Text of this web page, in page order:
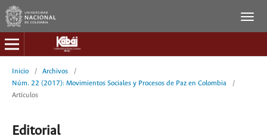
Inicio / Archivos
/
Núm. 22 (2017): Movimientos Sociales y Procesos de Paz en Colombia
/
Artículos
Editorial